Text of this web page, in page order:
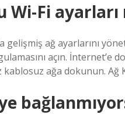
Fi ayarları
ağ ayarlarını
açın.
ağa dokunun. Ağ